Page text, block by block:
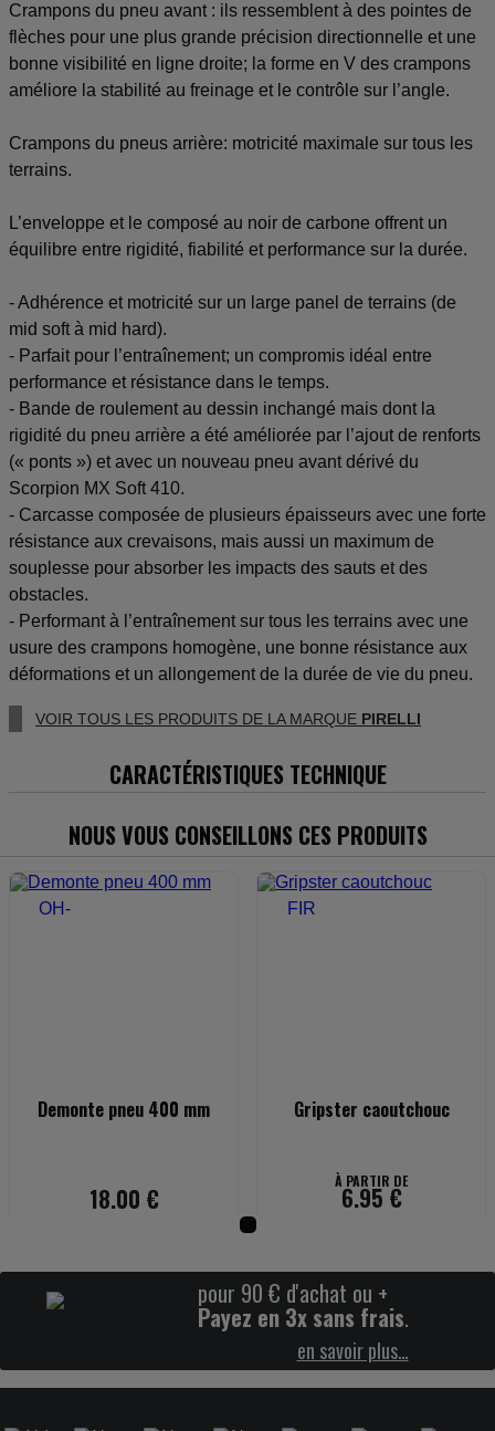
Crampons du pneu avant : ils ressemblent à des pointes de
flèches pour une plus grande précision directionnelle et une
bonne visibilité en ligne droite; la forme en V des crampons
améliore la stabilité au freinage et le contrôle sur l’angle.
Crampons du pneus arrière: motricité maximale sur tous les
terrains.
L’enveloppe et le composé au noir de carbone offrent un
équilibre entre rigidité, fiabilité et performance sur la durée.
- Adhérence et motricité sur un large panel de terrains (de
mid soft à mid hard).
- Parfait pour l’entraînement; un compromis idéal entre
performance et résistance dans le temps.
- Bande de roulement au dessin inchangé mais dont la
rigidité du pneu arrière a été améliorée par l’ajout de renforts
(« ponts ») et avec un nouveau pneu avant dérivé du
Scorpion MX Soft 410.
- Carcasse composée de plusieurs épaisseurs avec une forte
résistance aux crevaisons, mais aussi un maximum de
souplesse pour absorber les impacts des sauts et des
obstacles.
- Performant à l’entraînement sur tous les terrains avec une
usure des crampons homogène, une bonne résistance aux
déformations et un allongement de la durée de vie du pneu.
VOIR TOUS LES PRODUITS DE LA MARQUE PIRELLI
CARACTÉRISTIQUES TECHNIQUE
NOUS VOUS CONSEILLONS CES PRODUITS
Demonte pneu 400 mm
18.00 €
Gripster caoutchouc
À PARTIR DE
6.95 €
pour 90 € d'achat ou +
Payez en 3x sans frais.
en savoir plus…